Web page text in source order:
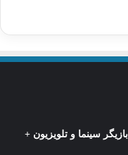
سینما و تلویزیون +